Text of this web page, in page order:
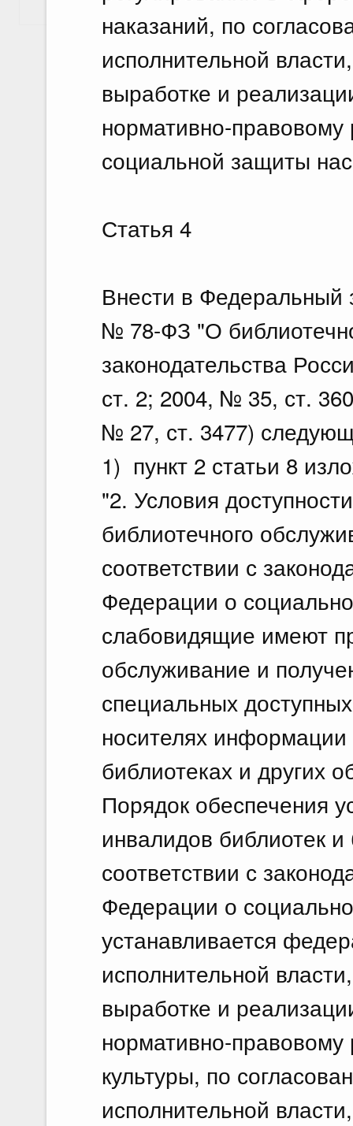
наказаний, по
исполнительной
выработке и
нормативно-
социальной защиты
Статья 4
Внести в Федеральный
№ 78-ФЗ "О
законодательства
ст. 2; 2004, № 35, ст.
№ 27, ст. 3477)
1) пункт 2 статьи 8
"2. Условия
библиотечного
соответствии с
Федерации о
слабовидящие имеют
обслуживание и
специальных
носителях информации
библиотеках и других
Порядок обеспечения
инвалидов библиотек
соответствии с
Федерации о
устанавливается
исполнительной
выработке и
нормативно-
культуры, по
исполнительной
Показать еще